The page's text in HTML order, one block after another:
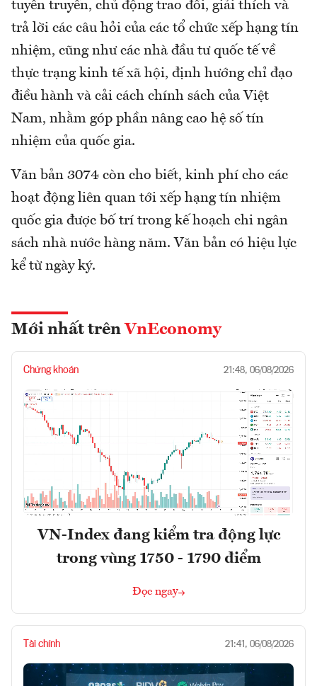
tuyên truyền, chủ động trao đổi, giải thích và
trả lời các câu hỏi của các tổ chức xếp hạng tín
nhiệm, cũng như các nhà đầu tư quốc tế về
thực trạng kinh tế xã hội, định hướng chỉ đạo
điều hành và cải cách chính sách của Việt
Nam, nhằm góp phần nâng cao hệ số tín
nhiệm của quốc gia.
Văn bản 3074 còn cho biết, kinh phí cho các
hoạt động liên quan tới xếp hạng tín nhiệm
quốc gia được bố trí trong kế hoạch chi ngân
sách nhà nước hàng năm. Văn bản có hiệu lực
kể từ ngày ký.
Mới nhất trên VnEconomy
Chứng khoán 21:48, 06/08/2026
VN-Index đang kiểm tra động lực
trong vùng 1750 - 1790 điểm
Đọc ngay
Tài chính 21:41, 06/08/2026